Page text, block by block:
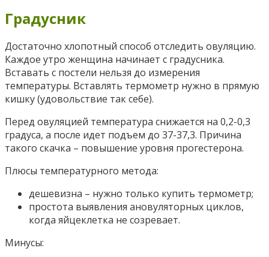
Градусник
Достаточно хлопотный способ отследить овуляцию.
Каждое утро женщина начинает с градусника.
Вставать с постели нельзя до измерения
температуры. Вставлять термометр нужно в прямую
кишку (удовольствие так себе).
Перед овуляцией температура снижается на 0,2-0,3
градуса, а после идет подъем до 37-37,3. Причина
такого скачка – повышение уровня прогестерона.
Плюсы температурного метода:
дешевизна – нужно только купить термометр;
простота выявления ановуляторных циклов,
когда яйцеклетка не созревает.
Минусы: